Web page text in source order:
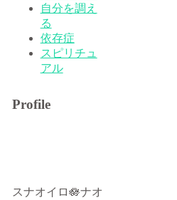
自分を調え
る
依存症
スピリチュ
アル
Profile
スナオイロ🪷ナオ